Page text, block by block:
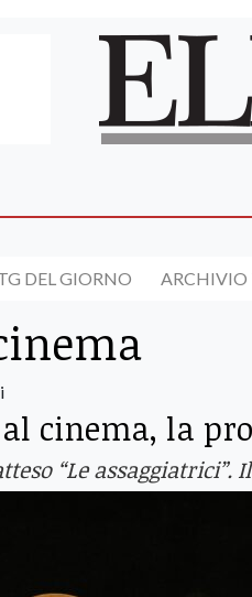
DEL GIORNO ARCHIVIO
cinema, la
“Le